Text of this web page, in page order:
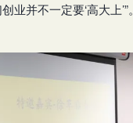
业并不一定要‘高大上’”。